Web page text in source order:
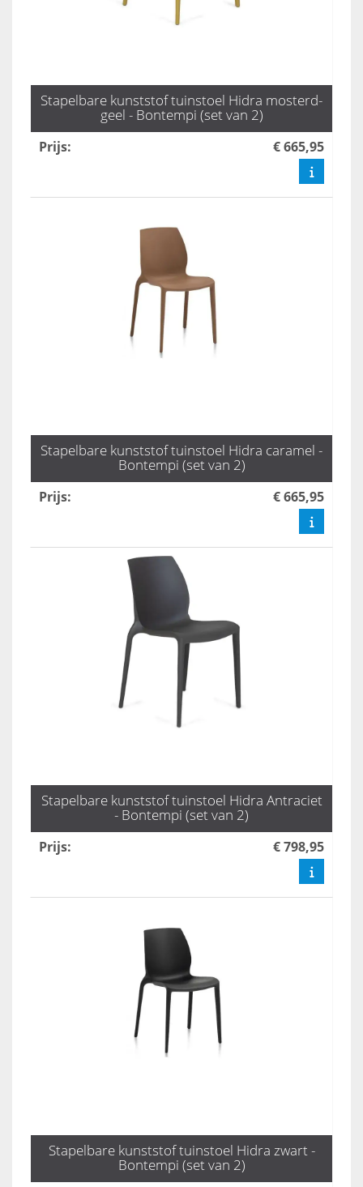
Stapelbare kunststof tuinstoel Hidra mosterd-
geel - Bontempi (set van 2)
Prijs: € 665,95
Stapelbare kunststof tuinstoel Hidra caramel -
Bontempi (set van 2)
Prijs: € 665,95
Stapelbare kunststof tuinstoel Hidra Antraciet
- Bontempi (set van 2)
Prijs: € 798,95
Stapelbare kunststof tuinstoel Hidra zwart -
Bontempi (set van 2)